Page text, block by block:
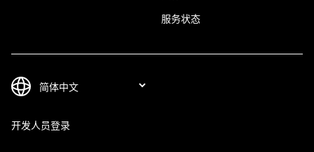
服务状态
开发人员登录